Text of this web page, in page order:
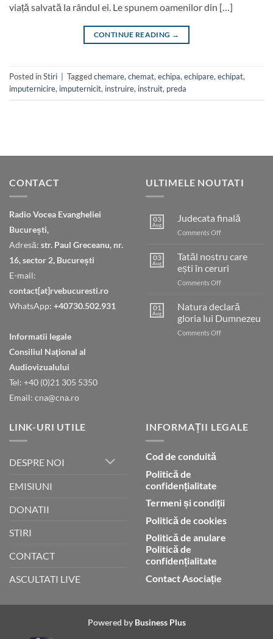
viață salvată la rândul ei. Le spunem oamenilor din […]
CONTINUE READING →
Posted inStiri Taggedchemare, chemat, echipa, echipare, echipat,
imputernicire, imputernicit, instruire, instruit, preda
CONTACT
Radio Vocea Evangheliei
București,
Adresă: str. Paul Greceanu, nr.
16, sector 2, București
E-mail:
contact[at]rvebucuresti.ro
WhatsApp: +40730.502.931
Informatii legale
Consiliul Naţional al
Audiovizualului
Tel: +40 (0)21 305 5350
Email: cna@cna.ro
ULTIMELE NOUTATI
03
Aug
Judecata finală
Comments Offon
03
Aug
Tatăl nostru care
ești în ceruri
Comments Offon
nostru
care
ești
în
01
Aug
Natura declară
gloria lui Dumnezeu
Comments Offon
LINK-URI UTILE
DESPRE NOI
EMISIUNI
DONATII
STIRI
CONTACT
ASCULTATI LIVE
INFORMAȚII LEGALE
Cod de conduită
Politică de
confidențialitate
Termeni și condiții
Politică de cookies
Politică de anulare
Politică de
confidențialitate
Contact Asociație
Powered by Business Plus